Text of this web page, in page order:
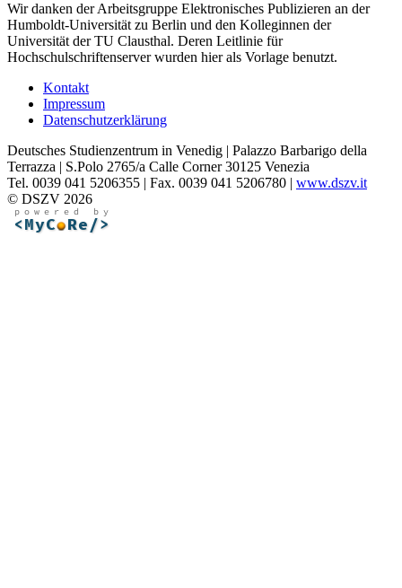
Wir danken der Arbeitsgruppe Elektronisches Publizieren an der
Humboldt-Universität zu Berlin und den Kolleginnen der
Universität der TU Clausthal. Deren Leitlinie für
Hochschulschriftenserver wurden hier als Vorlage benutzt.
Kontakt
Impressum
Datenschutzerklärung
Deutsches Studienzentrum in Venedig | Palazzo Barbarigo della
Terrazza | S.Polo 2765/a Calle Corner 30125 Venezia
Tel. 0039 041 5206355 | Fax. 0039 041 5206780 | www.dszv.it
© DSZV 2026